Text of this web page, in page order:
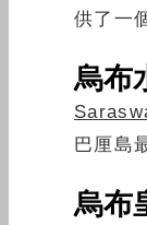
供了一
烏布
巴厘島
烏布